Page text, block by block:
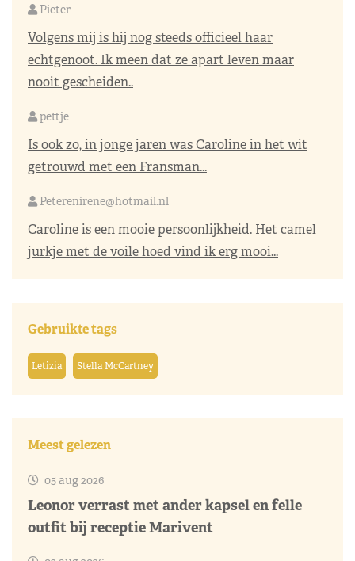
Pieter
Volgens mij is hij nog steeds officieel haar
echtgenoot. Ik meen dat ze apart leven maar
nooit gescheiden..
pettje
Is ook zo, in jonge jaren was Caroline in het wit
getrouwd met een Fransman...
Peterenirene@hotmail.nl
Caroline is een mooie persoonlijkheid. Het camel
jurkje met de voile hoed vind ik erg mooi...
Gebruikte tags
Letizia Stella McCartney
Meest gelezen
05 aug 2026
Leonor verrast met ander kapsel en felle
outfit bij receptie Marivent